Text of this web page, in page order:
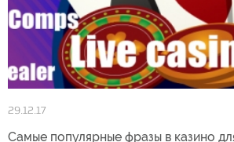
29.12.17
Самые популярные фразы в казино